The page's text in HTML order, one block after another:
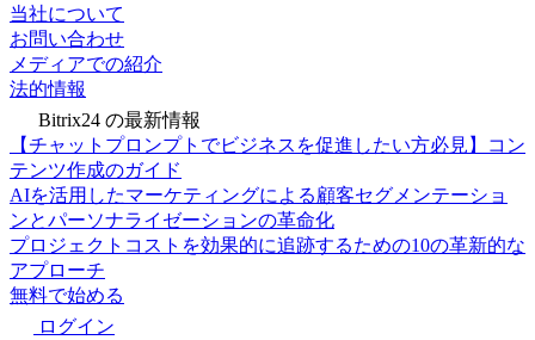
当社について
お問い合わせ
メディアでの紹介
法的情報
Bitrix24 の最新情報
【チャットプロンプトでビジネスを促進したい方必見】コン
テンツ作成のガイド
AIを活用したマーケティングによる顧客セグメンテーショ
ンとパーソナライゼーションの革命化
プロジェクトコストを効果的に追跡するための10の革新的な
アプローチ
無料で始める
ログイン